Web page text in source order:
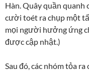
Hàn. Quây quần
cười toét ra chụp một
mọi người hưởng ứng
được cập nhật.)
Sau đó, các nhóm tỏa